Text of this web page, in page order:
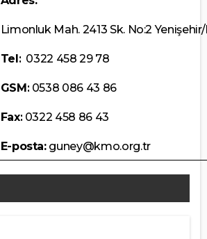
Limonluk Mah. 2413 Sk. No:2
Tel: 0322 458 29 78
GSM: 0538 086 43 86
Fax: 0322 458 86 43
E-posta:guney@kmo.org.tr